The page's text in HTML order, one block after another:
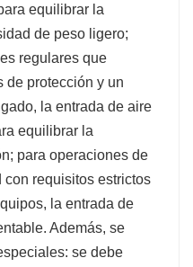
equilibrar la
de peso ligero;
regulares que
de protección y un
la entrada de aire
equilibrar la
para operaciones de
requisitos estrictos
la entrada de
Además, se
se debe